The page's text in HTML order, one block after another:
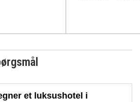
et luksushotel i